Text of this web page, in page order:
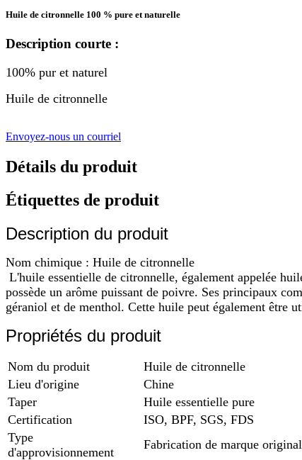
Huile de citronnelle 100 % pure et naturelle
Description courte :
100% pur et naturel
Huile de citronnelle
Envoyez-nous un courriel
Détails du produit
Étiquettes de produit
Description du produit
Nom chimique : Huile de citronnelle
L'huile essentielle de citronnelle, également appelée
possède un arôme puissant de poivre. Ses principaux
géraniol et de menthol. Cette huile peut également être
Propriétés du produit
Nom du produit
Huile de citronnelle
Lieu d'origine
Chine
Taper
Huile essentielle pure
Certification
ISO, BPF, SGS, FDS
Type
d'approvisionnement
Fabrication de marque